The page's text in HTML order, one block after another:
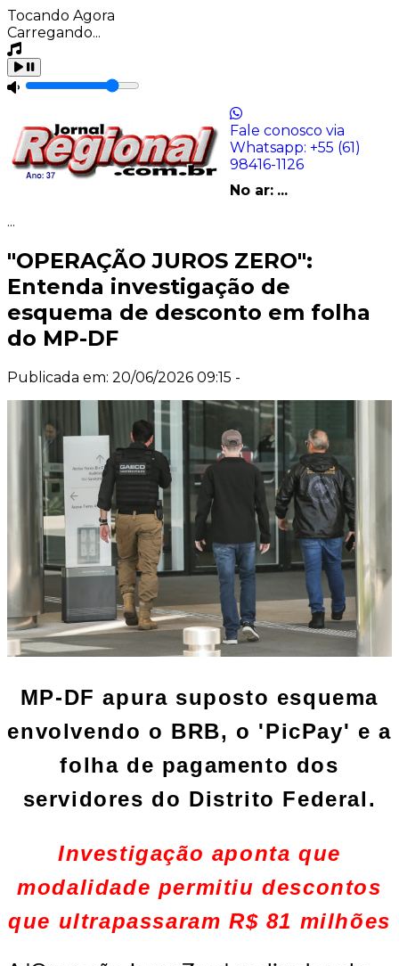
Tocando Agora
Carregando...
Fale conosco via
Whatsapp: +55 (61)
98416-1126
No ar: ...
...
"OPERAÇÃO JUROS ZERO":
Entenda investigação de
esquema de desconto em folha
do MP-DF
Publicada em: 20/06/2026 09:15 -
MP-DF apura suposto esquema
envolvendo o BRB, o 'PicPay' e a
folha de pagamento dos
servidores do Distrito Federal.
Investigação aponta que
modalidade permitiu descontos
que ultrapassaram R$ 81 milhões